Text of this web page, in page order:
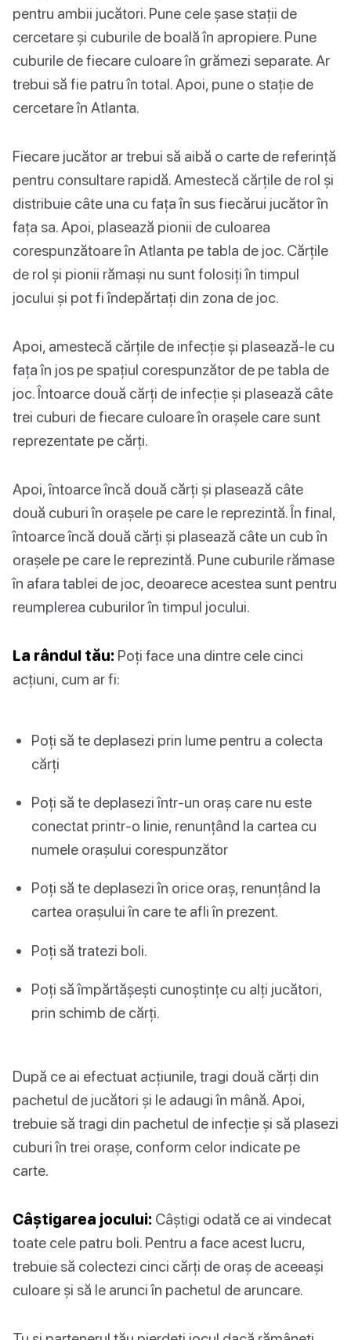
pentru ambii jucători. Pune cele șase stații de
cercetare și cuburile de boală în apropiere. Pune
cuburile de fiecare culoare în grămezi separate. Ar
trebui să fie patru în total. Apoi, pune o stație de
cercetare în Atlanta.
Fiecare jucător ar trebui să aibă o carte de referință
pentru consultare rapidă. Amestecă cărțile de rol și
distribuie câte una cu fața în sus fiecărui jucător în
fața sa. Apoi, plasează pionii de culoarea
corespunzătoare în Atlanta pe tabla de joc. Cărțile
de rol și pionii rămași nu sunt folosiți în timpul
jocului și pot fi îndepărtați din zona de joc.
Apoi, amestecă cărțile de infecție și plasează-le cu
fața în jos pe spațiul corespunzător de pe tabla de
joc. Întoarce două cărți de infecție și plasează câte
trei cuburi de fiecare culoare în orașele care sunt
reprezentate pe cărți.
Apoi, întoarce încă două cărți și plasează câte
două cuburi în orașele pe care le reprezintă. În final,
întoarce încă două cărți și plasează câte un cub în
orașele pe care le reprezintă. Pune cuburile rămase
în afara tablei de joc, deoarece acestea sunt pentru
reumplerea cuburilor în timpul jocului.
La rândul tău: Poți face una dintre cele cinci
acțiuni, cum ar fi:
Poți să te deplasezi prin lume pentru a colecta
cărți
Poți să te deplasezi într-un oraș care nu este
conectat printr-o linie, renunțând la cartea cu
numele orașului corespunzător
Poți să te deplasezi în orice oraș, renunțând la
cartea orașului în care te afli în prezent.
Poți să tratezi boli.
Poți să împărtășești cunoștințe cu alți jucători,
prin schimb de cărți.
După ce ai efectuat acțiunile, tragi două cărți din
pachetul de jucători și le adaugi în mână. Apoi,
trebuie să tragi din pachetul de infecție și să plasezi
cuburi în trei orașe, conform celor indicate pe
carte.
Câștigarea jocului: Câștigi odată ce ai vindecat
toate cele patru boli. Pentru a face acest lucru,
trebuie să colectezi cinci cărți de oraș de aceeași
culoare și să le arunci în pachetul de aruncare.